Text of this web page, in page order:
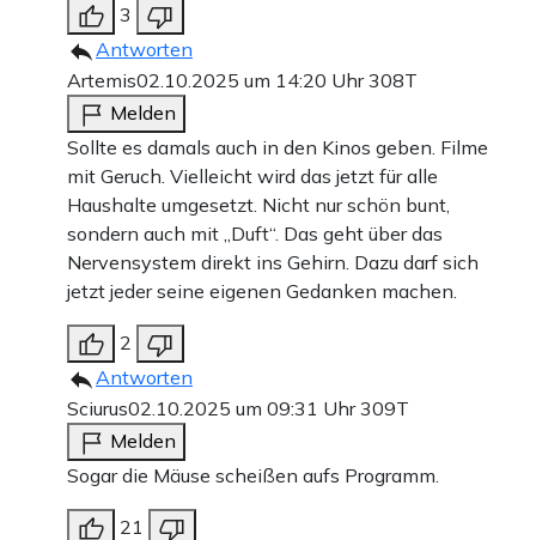
3
Antworten
Artemis02.10.2025 um 14:20 Uhr308T
Melden
Sollte es damals auch in den Kinos geben. Filme
mit Geruch. Vielleicht wird das jetzt für alle
Haushalte umgesetzt. Nicht nur schön bunt,
sondern auch mit „Duft“. Das geht über das
Nervensystem direkt ins Gehirn. Dazu darf sich
jetzt jeder seine eigenen Gedanken machen.
2
Antworten
Sciurus02.10.2025 um 09:31 Uhr309T
Melden
Sogar die Mäuse scheißen aufs Programm.
21